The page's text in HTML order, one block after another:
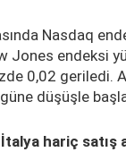
Nasdaq
Jones endeksi
0,02 geriledi.
düşüşle
hariç satış